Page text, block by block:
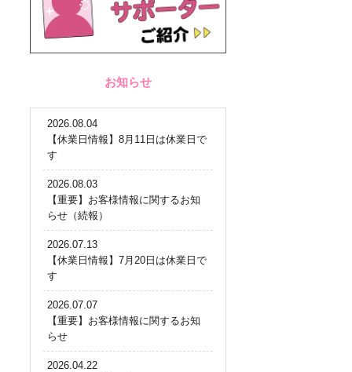
お知らせ
2026.08.04
【休業日情報】8月11日は休業日で
す
2026.08.03
【重要】お客様情報に関するお知
らせ（続報）
2026.07.13
【休業日情報】7月20日は休業日で
す
2026.07.07
【重要】お客様情報に関するお知
らせ
2026.04.22